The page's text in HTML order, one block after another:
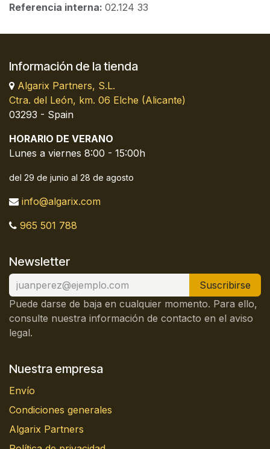
Referencia interna: 02.124 33
Información de la tienda
Algarix Partners, S.L.
Ctra. del León, km. 06 Elche (Alicante)
03293 - Spain
HORARIO DE VERANO
Lunes a viernes 8:00 - 15:00h
del 29 de junio al 28 de agosto
info@algarix.com
965 501 788
Newsletter
Suscribirse
Puede darse de baja en cualquier momento. Para ello,
consulte nuestra información de contacto en el aviso
legal.
Nuestra empresa
Envío
Condiciones generales
Algarix Partners